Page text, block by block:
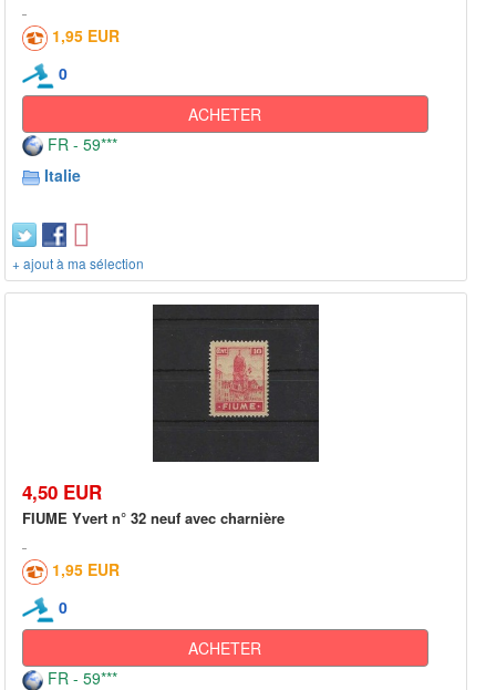
1,95 EUR
0
ACHETER
FR - 59***
Italie
+ ajout à ma sélection
4,50 EUR
FIUME Yvert n° 32 neuf avec charnière
1,95 EUR
0
ACHETER
FR - 59***